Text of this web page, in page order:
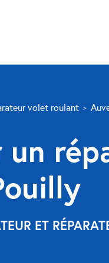
volet roulant
un
ET